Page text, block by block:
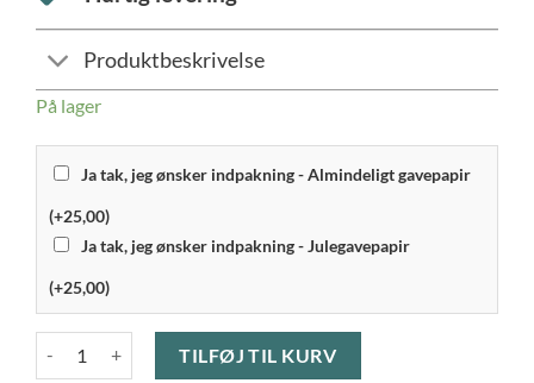
Produktbeskrivelse
På lager
Ja tak, jeg ønsker indpakning - Almindeligt gavepapir
(+25,00)
Ja tak, jeg ønsker indpakning - Julegavepapir
(+25,00)
TILFØJ TIL KURV